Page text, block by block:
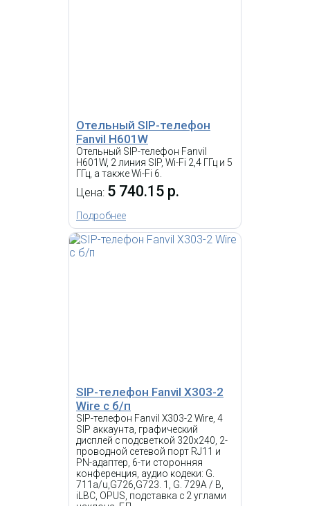
-
КУПИТЬ
NEW - i
Snom D150RU - IP телефон, 2
линии, 2 порта Ethernet,
Поддержка PoE, HD звук, RJ9,
PoE, USB
D713 это устройство
начального уровня с
уникальным дизайном для
профессионального мира
Отельный SIP-телефон
Fanvil H601W
Отельный SIP-телефон Fanvil
H601W, 2 линия SIP, Wi-Fi 2,4 ГГц и 5
ГГц, а также Wi-Fi 6.
Цена: 5 740.15 р.
Подробнее
SIP-телефон Fanvil X303-2
Wire c б/п
SIP-телефон Fanvil X303-2 Wire, 4
SIP аккаунта, графический
дисплей с подсветкой 320x240, 2-
проводной сетевой порт RJ11 и
PN-адаптер, 6-ти сторонняя
конференция, аудио кодеки: G.
711a/u,G726,G723. 1, G. 729A / B,
iLBC, OPUS, подставка с 2 углами